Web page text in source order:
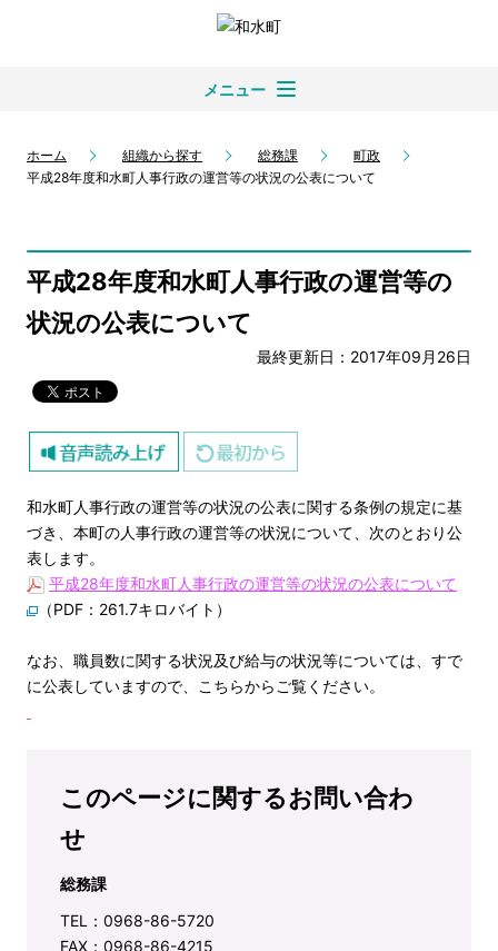
メニュー
ホーム 組織から探す 総務課
町政
平成28年度和水町人事行政の運営等の状況の公表について
平成28年度和水町人事行政の運営等の
状況の公表について
最終更新日：2017年09月26日
和水町人事行政の運営等の状況の公表に関する条例の規定に基
づき、本町の人事行政の運営等の状況について、次のとおり公
表します。
平成28年度和水町人事行政の運営等の状況の公表について
（PDF：261.7キロバイト）
なお、職員数に関する状況及び給与の状況等については、すで
に公表していますので、こちらからご覧ください。
このページに関するお問い合わ
せ
総務課
TEL：0968-86-5720
FAX：0968-86-4215